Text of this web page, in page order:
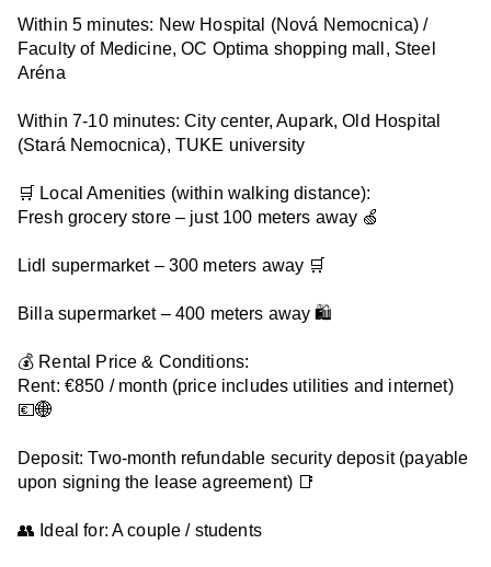
Within 5 minutes: New Hospital (Nová Nemocnica) /
Faculty of Medicine, OC Optima shopping mall, Steel
Aréna
Within 7-10 minutes: City center, Aupark, Old Hospital
(Stará Nemocnica), TUKE university
🛒 Local Amenities (within walking distance):
Fresh grocery store – just 100 meters away 🍏
Lidl supermarket – 300 meters away 🛒
Billa supermarket – 400 meters away 🛍️
💰 Rental Price & Conditions:
Rent: €850 / month (price includes utilities and internet)
💶🌐
Deposit: Two-month refundable security deposit (payable
upon signing the lease agreement) 📑
👥 Ideal for: A couple / students